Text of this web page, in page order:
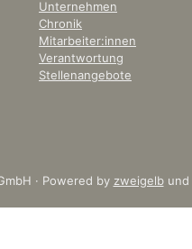
Unternehmen
Chronik
Mitarbeiter:innen
Verantwortung
Stellenangebote
· Powered by zweigelbund